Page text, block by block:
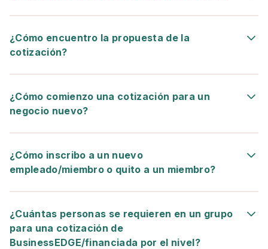
¿Cómo encuentro la propuesta de la
cotización?
¿Cómo comienzo una cotización para un
negocio nuevo?
¿Cómo inscribo a un nuevo
empleado/miembro o quito a un miembro?
¿Cuántas personas se requieren en un grupo
para una cotización de
BusinessEDGE/financiada por el nivel?